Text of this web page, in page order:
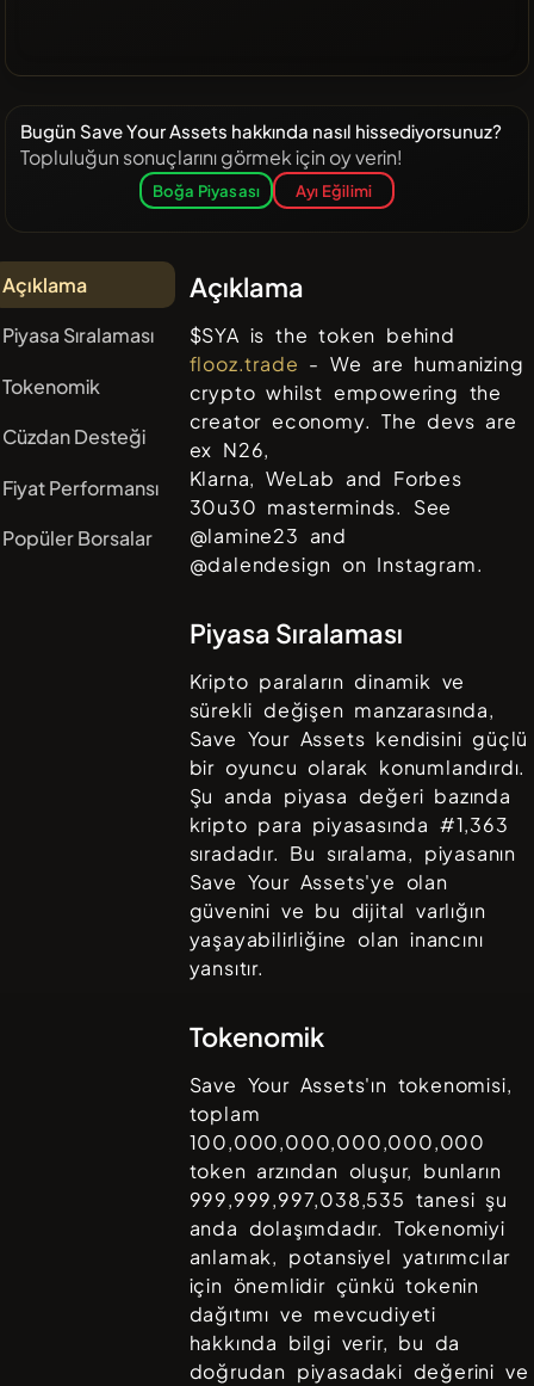
Bugün Save Your Assets hakkında nasıl hissediyorsunuz?
Topluluğun sonuçlarını görmek için oy verin!
Boğa Piyasası Ayı Eğilimi
Açıklama
Piyasa Sıralaması
Tokenomik
Cüzdan Desteği
Fiyat Performansı
Popüler Borsalar
Açıklama
$SYA is the token behind
flooz.trade - We are humanizing
crypto whilst empowering the
creator economy. The devs are
ex N26,
Klarna, WeLab and Forbes
30u30 masterminds. See
@lamine23 and
@dalendesign on Instagram.
Piyasa Sıralaması
Kripto paraların dinamik ve
sürekli değişen manzarasında,
Save Your Assets kendisini güçlü
bir oyuncu olarak konumlandırdı.
Şu anda piyasa değeri bazında
kripto para piyasasında #1,363
sıradadır. Bu sıralama, piyasanın
Save Your Assets'ye olan
güvenini ve bu dijital varlığın
yaşayabilirliğine olan inancını
yansıtır.
Tokenomik
Save Your Assets'ın tokenomisi,
toplam
100,000,000,000,000,000
token arzından oluşur, bunların
999,999,997,038,535 tanesi şu
anda dolaşımdadır. Tokenomiyi
anlamak, potansiyel yatırımcılar
için önemlidir çünkü tokenin
dağıtımı ve mevcudiyeti
hakkında bilgi verir, bu da
doğrudan piyasadaki değerini ve